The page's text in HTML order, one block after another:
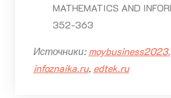
MATHEMATICS AND
352-363
Источники:
infoznaika.ru, edtek.ru